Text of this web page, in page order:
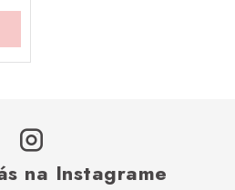
na Instagrame